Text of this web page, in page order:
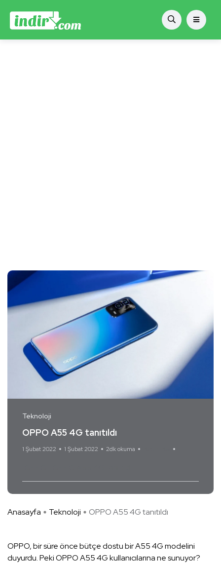
Teknoloji
OPPO A55 4G tanıtıldı
1 Şubat 2022 1 Şubat 2022 2dk okuma
Anasayfa Teknoloji OPPO A55 4G tanıtıldı
OPPO, bir süre önce bütçe dostu bir A55 4G modelini
duyurdu. Peki OPPO A55 4G kullanıcılarına ne sunuyor?